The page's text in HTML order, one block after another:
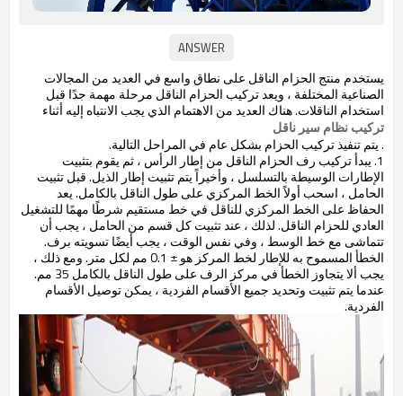
يستخدم منتج الحزام الناقل على نطاق واسع في العديد من المجالات
الصناعية المختلفة ، ويعد تركيب الحزام الناقل مرحلة مهمة جدًا قبل
استخدام الناقلات. هناك العديد من الاهتمام الذي يجب الانتباه إليه أثناء
تركيب نظام سير ناقل
. يتم تنفيذ تركيب الحزام بشكل عام في المراحل التالية.
1. يبدأ تركيب رف الحزام الناقل من إطار الرأس ، ثم يقوم بتثبيت
الإطارات الوسيطة بالتسلسل ، وأخيراً يتم تثبيت إطار الذيل. قبل تثبيت
الحامل ، اسحب أولاً الخط المركزي على طول الناقل بالكامل. يعد
الحفاظ على الخط المركزي للناقل في خط مستقيم شرطًا مهمًا للتشغيل
العادي للحزام الناقل. لذلك ، عند تثبيت كل قسم من الحامل ، يجب أن
تتماشى مع خط الوسط ، وفي نفس الوقت ، يجب أيضًا تسويته برف.
الخطأ المسموح به للإطار لخط المركز هو ± 0.1 مم لكل متر. ومع ذلك ،
يجب ألا يتجاوز الخطأ في مركز الرف على طول الناقل بالكامل 35 مم.
عندما يتم تثبيت وتحديد جميع الأقسام الفردية ، يمكن توصيل الأقسام
الفردية.